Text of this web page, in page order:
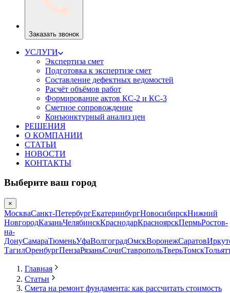
Заказать звонок
УСЛУГИ
Экспертиза смет
Подготовка к экспертизе смет
Составление дефектных ведомостей
Расчёт объёмов работ
Формирование актов КС-2 и КС-3
Сметное сопровождение
Конъюнктурный анализ цен
РЕШЕНИЯ
О КОМПАНИИ
СТАТЬИ
НОВОСТИ
КОНТАКТЫ
Выберите ваш город
×
МоскваСанкт-ПетербургЕкатеринбургНовосибирскНижний
НовгородКазаньЧелябинскКраснодарКрасноярскПермьРостов-
на-
ДонуСамараТюменьУфаВолгоградОмскВоронежСаратов
ТагилОренбургПензаРязаньСочиСтавропольТверьТомск
Главная
Статьи
Смета на ремонт фундамента: как рассчитать стоимость